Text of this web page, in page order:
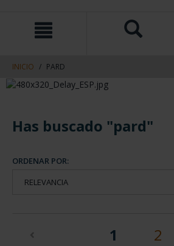
contenido
navegacin
INICIO PARD
Has buscado "pard"
ORDENAR POR:
1 (current)
2